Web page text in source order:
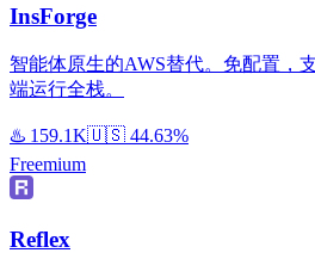
InsForge
智能体原生的AWS替代。免配置，
端运行全栈。
♨️ 159.1K🇺🇸 44.63%
Freemium
Reflex